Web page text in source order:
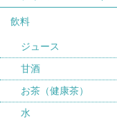
飲料
ジュース
甘酒
お茶（健康茶）
水